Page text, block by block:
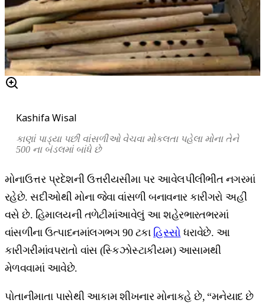
Kashifa Wisal
કાણાં પાડ્યા પછી વાંસળીઓ વેચવા મોકલતા પહેલા મોના તેને
500 ના બંડલમાં બાંધે છે
મોનાઉત્તર પ્રદેશની ઉત્તરીયસીમા પર આવેલપીલીભીત નગરમાં
રહેછે. સદીઓથી મોના જેવા વાંસળી બનાવનાર કારીગરો અહીં
વસે છે. હિમાલયની તળેટીમાંઆવેલું આ શહેરભારતભરમાં
વાંસળીના ઉત્પાદનમાંલગભગ 90 ટકા હિસ્સો ધરાવેછે. આ
કારીગરીમાંવપરાતો વાંસ (સ્કિઝોસ્ટાકીયમ) આસામથી
મેળવવામાં આવેછે.
પોતાનીમાતા પાસેથી આકામ શીખનાર મોનાકહે છે, “મનેયાદ છે